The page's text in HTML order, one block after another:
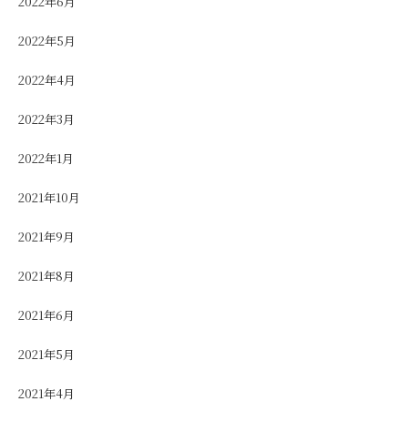
2022年5月
2022年4月
2022年3月
2022年1月
2021年10月
2021年9月
2021年8月
2021年6月
2021年5月
2021年4月